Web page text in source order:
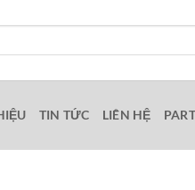
TIN TỨC LIÊN HỆ